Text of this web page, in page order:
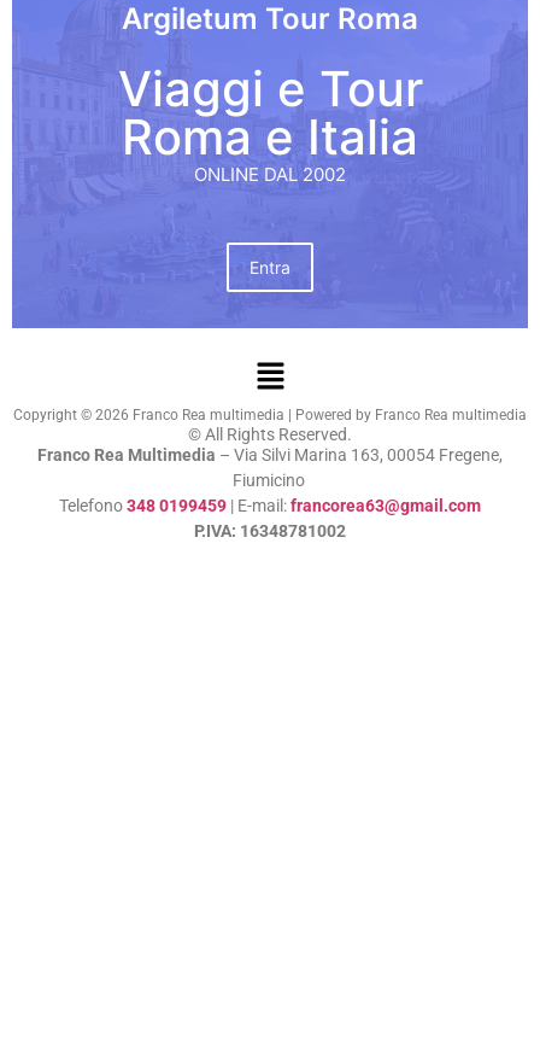
Argiletum Tour Roma
Viaggi e Tour
Roma e Italia
ONLINE DAL 2002
Entra
Copyright © 2026 Franco Rea multimedia | Powered by Franco Rea multimedia
© All Rights Reserved.
Franco Rea Multimedia – Via Silvi Marina 163, 00054 Fregene,
Fiumicino
Telefono348 0199459 | E-mail:francorea63@gmail.com
P.IVA: 16348781002